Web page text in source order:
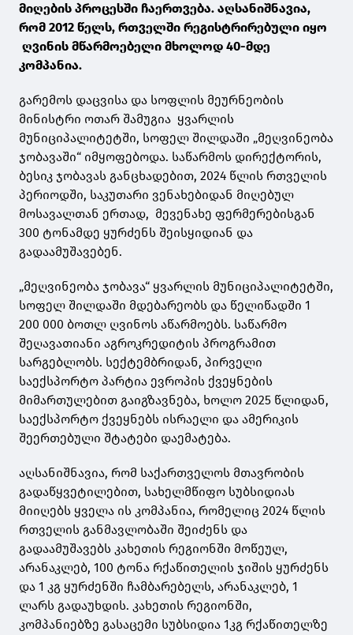
მიღების პროცესში ჩაერთვება. აღსანიშნავია,
რომ 2012 წელს, რთველში რეგისტრირებული იყო
ღვინის მწარმოებელი მხოლოდ 40-მდე
კომპანია.
გარემოს დაცვისა და სოფლის მეურნეობის
მინისტრი ოთარ შამუგია ყვარლის
მუნიციპალიტეტში, სოფელ შილდაში „მეღვინეობა
ჯობავაში“ იმყოფებოდა. საწარმოს დირექტორის,
ბესიკ ჯობავას განცხადებით, 2024 წლის რთველის
პერიოდში, საკუთარი ვენახებიდან მიღებულ
მოსავალთან ერთად, მევენახე ფერმერებისგან
300 ტონამდე ყურძენს შეისყიდიან და
გადაამუშავებენ.
„მეღვინეობა ჯობავა“ ყვარლის მუნიციპალიტეტში,
სოფელ შილდაში მდებარეობს და წელიწადში 1
200 000 ბოთლ ღვინოს აწარმოებს. საწარმო
შეღავათიანი აგროკრედიტის პროგრამით
სარგებლობს. სექტემბრიდან, პირველი
საექსპორტო პარტია ევროპის ქვეყნების
მიმართულებით გაიგზავნება, ხოლო 2025 წლიდან,
საექსპორტო ქვეყნებს ისრაელი და ამერიკის
შეერთებული შტატები დაემატება.
აღსანიშნავია, რომ საქართველოს მთავრობის
გადაწყვეტილებით, სახელმწიფო სუბსიდიას
მიიღებს ყველა ის კომპანია, რომელიც 2024 წლის
რთველის განმავლობაში შეიძენს და
გადაამუშავებს კახეთის რეგიონში მოწეულ,
არანაკლებ, 100 ტონა რქაწითელის ჯიშის ყურძენს
და 1 კგ ყურძენში ჩამბარებელს, არანაკლებ, 1
ლარს გადაუხდის. კახეთის რეგიონში,
კომპანიებზე გასაცემი სუბსიდია 1კგ რქაწითელზე